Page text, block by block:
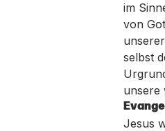
im
von
selbst
unsere
Jesus